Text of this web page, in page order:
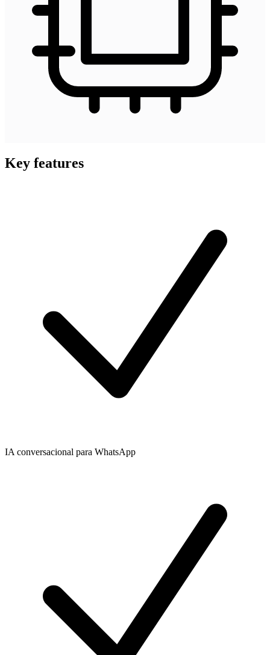
Key features
IA conversacional para WhatsApp